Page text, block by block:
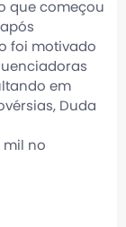
que começou
foi motivado
em
Duda
mil no